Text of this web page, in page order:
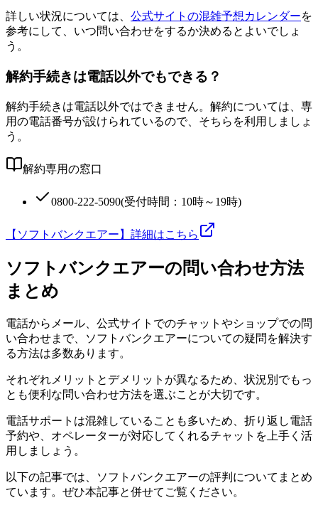
詳しい状況については、 公式サイトの混雑予想カレンダーを
参考にして、いつ問い合わせをするか決めるとよいでしょ
う。
解約手続きは電話以外でもできる？
解約手続きは電話以外ではできません。解約については、専
用の電話番号が設けられているので、そちらを利用しましょ
う。
解約専用の窓口
0800-222-5090(受付時間：10時～19時)
【ソフトバンクエアー】詳細はこちら
ソフトバンクエアーの問い合わせ方法
まとめ
電話からメール、公式サイトでのチャットやショップでの問
い合わせまで、ソフトバンクエアーについての疑問を解決す
る方法は多数あります。
それぞれメリットとデメリットが異なるため、状況別でもっ
とも便利な問い合わせ方法を選ぶことが大切です。
電話サポートは混雑していることも多いため、折り返し電話
予約や、オペレーターが対応してくれるチャットを上手く活
用しましょう。
以下の記事では、ソフトバンクエアーの評判についてまとめ
ています。ぜひ本記事と併せてご覧ください。